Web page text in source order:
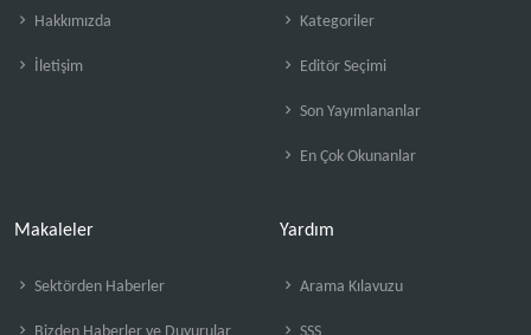
Hakkımızda
İletişim
Kategoriler
Editör Seçimi
Son Yayımlananlar
En Çok Okunanlar
Makaleler
Sektörden Haberler
Yardım
Arama Kılavuzu